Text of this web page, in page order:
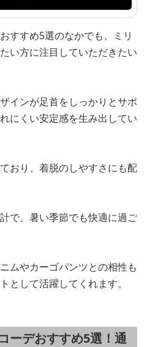
すすめ5選のなかでも、ミリ
い方に注目していただきたい
インが足首をしっかりとサポ
にくい安定感を生み出してい
おり、着脱のしやすさにも配
で、暑い季節でも快適に過ご
ムやカーゴパンツとの相性も
として活躍してくれます。
ーデおすすめ5選！通